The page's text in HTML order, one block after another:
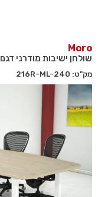
Moro
שולחן ישיבות מודרני דגם Moro בהתאמה אישית
מק"ט: 216R-ML-240